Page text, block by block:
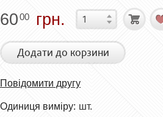
6000 грн.
Додати до корзини
Повідомити другу
Одиниця виміру: шт.